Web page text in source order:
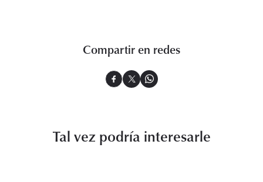
Compartir en redes
Tal vez podría interesarle